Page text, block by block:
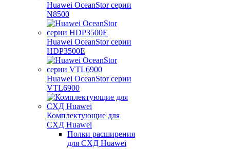
Huawei OceanStor серии
N8500
Huawei OceanStor серии
HDP3500E
Huawei OceanStor серии
VTL6900
Комплектующие для
СХД Huawei
Полки расширения
для СХД Huawei